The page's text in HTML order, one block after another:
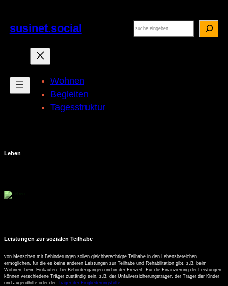
susinet.social Suchen
Wohnen
Begleiten
Tagesstruktur
Leben
Leistungen zur sozialen Teilhabe
von Menschen mit Behinderungen sollen gleichberechtigte Teilhabe in den Lebensbereichen
ermöglichen, für die es keine anderen Leistungen zur Teilhabe und Rehabilitation gibt, z.B. beim
Wohnen, beim Einkaufen, bei Behördengängen und in der Freizeit. Für die Finanzierung der Leistungen
können verschiedene Träger zuständig sein, z.B. der Unfallversicherungsträger, der Träger der Kinder
und Jugendhilfe oder der Träger der Eingliederungshilfe.